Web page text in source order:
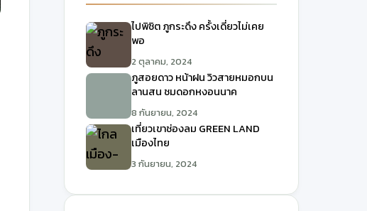
ไปพิชิต ภูกระดึง ครั้งเดี่ยวไม่เคย
พอ
2 ตุลาคม, 2024
ภูสอยดาว หน้าฝน วิวสายหมอกบน
ลานสน ชมดอกหงอนนาค
8 กันยายน, 2024
เที่ยวเขาช่องลม GREEN LAND
เมืองไทย
3 กันยายน, 2024